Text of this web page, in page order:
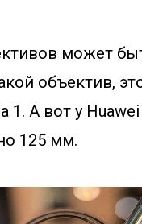
может
объектив,
1. А вот у
125 мм.